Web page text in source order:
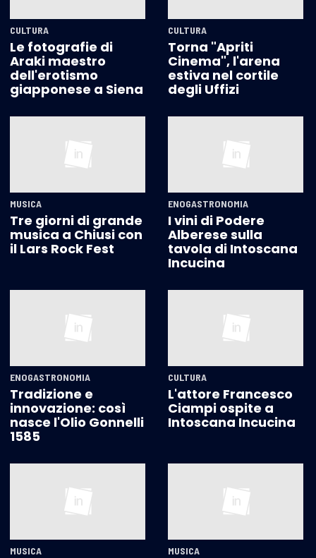
CULTURA
Le fotografie di
Araki maestro
dell'erotismo
giapponese a Siena
CULTURA
Torna "Apriti
Cinema", l'arena
estiva nel cortile
degli Uffizi
MUSICA
Tre giorni di grande
musica a Chiusi con
il Lars Rock Fest
ENOGASTRONOMIA
I vini di Podere
Alberese sulla
tavola di Intoscana
Incucina
ENOGASTRONOMIA
Tradizione e
innovazione: così
nasce l'Olio Gonnelli
1585
CULTURA
L'attore Francesco
Ciampi ospite a
Intoscana Incucina
MUSICA MUSICA